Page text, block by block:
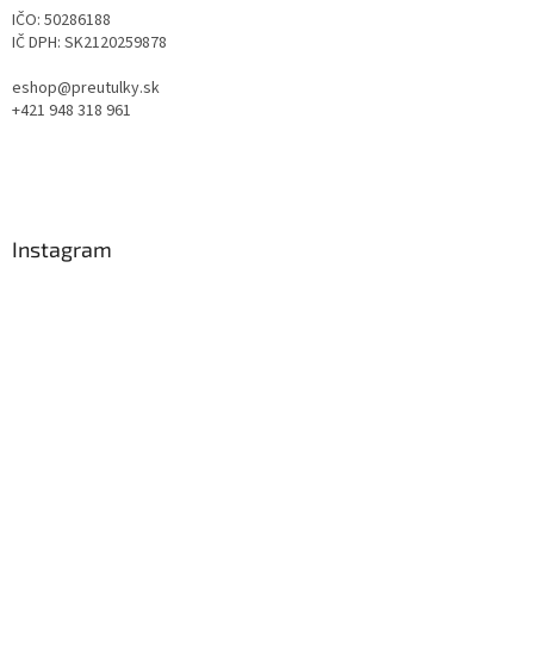
IČO: 50286188
IČ DPH: SK2120259878
eshop@preutulky.sk
+421 948 318 961
Instagram